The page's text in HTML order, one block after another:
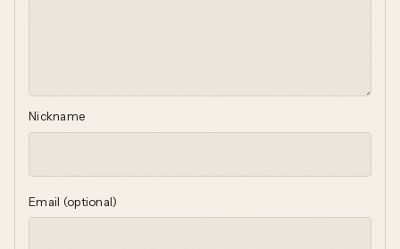
Nickname
Email (optional)